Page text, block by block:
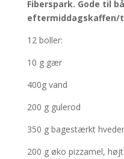
Fiberspark. Gode til
eftermiddagskaffen/
12 boller:
10 g gær
400g vand
200 g gulerod
350 g bagestærkt
200 g øko pizzamel,